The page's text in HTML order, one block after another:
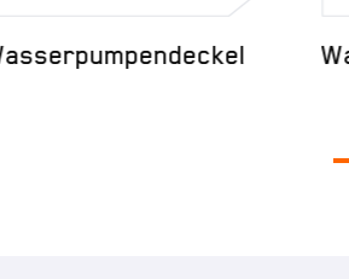
Wasserpumpendeckel